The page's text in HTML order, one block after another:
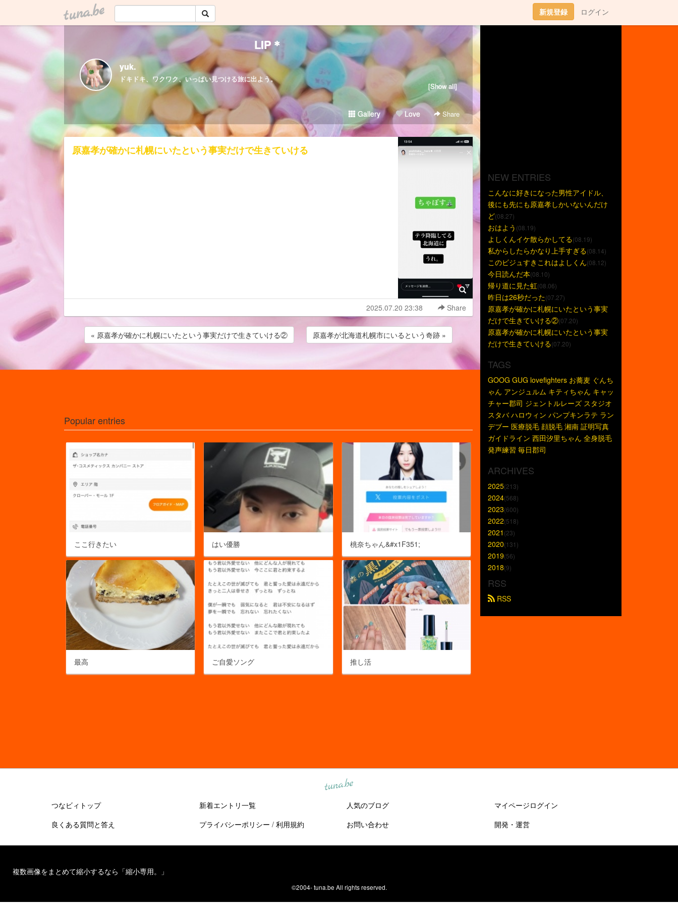
tuna.be 新規登録 ログイン
LIP＊
yuk.
ドキドキ、ワクワク、いっぱい見つける旅に出よう。
[Show all]
Gallery Love Share
原嘉孝が確かに札幌にいたという事実だけで生きていける
2025.07.20 23:38 Share
« 原嘉孝が確かに札幌にいたという事実だけで生きていける② 原嘉孝が北海道札幌市にいるという奇跡 »
Popular entries
ここ行きたい はい優勝 桃奈ちゃん&#x1F351;
最高 ご自愛ソング 推し活
NEW ENTRIES
こんなに好きになった男性アイドル、
後にも先にも原嘉孝しかいないんだけ
ど(08.27)
おはよう (08.19)
よしくんイケ散らかしてる(08.19)
私からしたらかなり上手すぎる(08.14)
このビジュすきこれはよしくん(08.12)
今日読んだ本(08.10)
帰り道に見た虹(08.06)
昨日は26秒だった(07.27)
原嘉孝が確かに札幌にいたという事実
だけで生きていける②(07.20)
原嘉孝が確かに札幌にいたという事実
だけで生きていける(07.20)
TAGS
GOOG GUG lovefighters お蕎麦 ぐんち
ゃん アンジュルム キティちゃん キャッ
チャー郡司 ジェントルレーズ スタジオ
スタバ ハロウィン パンプキンラテ ラン
デブー 医療脱毛 顔脱毛 湘南 証明写真
ガイドライン 西田汐里ちゃん 全身脱毛
発声練習 毎日郡司
ARCHIVES
2025(213)
2024(568)
2023(600)
2022(518)
2021 (23)
2020(131)
2019(56)
2018(9)
RSS
RSS
tuna.be
つなビィトップ 新着エントリ一覧 人気のブログ
マイページログイン
良くある質問と答え
プライバシーポリシー / 利用規約 お問い合わせ 開発・運営
複数画像をまとめて縮小するなら「縮小専用。」
©2004-tuna.be All rights reserved.